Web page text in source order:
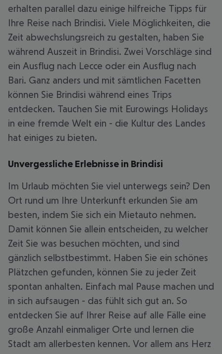
erhalten parallel dazu einige hilfreiche Tipps für
Ihre Reise nach Brindisi. Viele Möglichkeiten, die
Zeit abwechslungsreich zu gestalten, haben Sie
während Auszeit in Brindisi. Zwei Vorschläge sind
ein Ausflug nach Lecce oder ein Ausflug nach
Bari. Ganz anders und mit sämtlichen Facetten
können Sie Brindisi während eines Trips
entdecken. Tauchen Sie mit Eurowings Holidays
in eine fremde Welt ein - die Kultur des Landes
hat einiges zu bieten.
Unvergessliche Erlebnisse in Brindisi
Im Urlaub möchten Sie viel unterwegs sein? Den
Ort rund um Ihre Unterkunft erkunden Sie am
besten, indem Sie sich ein Mietauto nehmen.
Damit können Sie allein entscheiden, zu welcher
Zeit Sie was besuchen möchten, und sind
gänzlich selbstbestimmt. Haben Sie ein schönes
Plätzchen gefunden, können Sie zu jeder Zeit
spontan anhalten. Einfach mal Pause machen und
in sich aufsaugen - das fühlt sich gut an. So
entdecken Sie auf Ihrer Reise auf alle Fälle eine
große Anzahl einmaliger Orte und lernen die
Stadt am allerbesten kennen. Vor allem ans Herz